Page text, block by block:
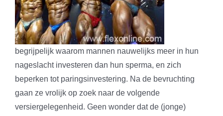
begrijpelijk waarom mannen nauwelijks meer in hun
nageslacht investeren dan hun sperma, en zich
beperken tot paringsinvestering. Na de bevruchting
gaan ze vrolijk op zoek naar de volgende
versiergelegenheid. Geen wonder dat de (jonge)